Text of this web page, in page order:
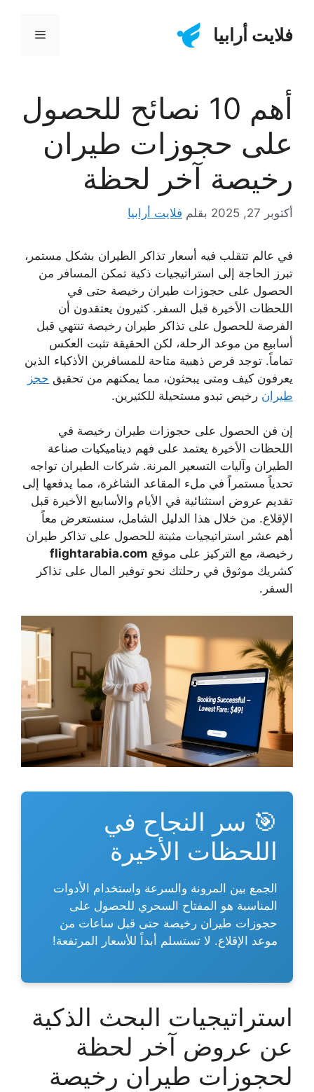
المحتوىفلايت أرابيا القائمة
أهم 10 نصائح للحصول
على حجوزات طيران
رخيصة آخر لحظة
أكتوبر 27, 2025 بقلم فلايت أرابيا
في عالم تتقلب فيه أسعار تذاكر الطيران بشكل مستمر،
تبرز الحاجة إلى استراتيجيات ذكية تمكن المسافر من
الحصول على حجوزات طيران رخيصة حتى في
اللحظات الأخيرة قبل السفر. كثيرون يعتقدون أن
الفرصة للحصول على تذاكر طيران رخيصة تنتهي قبل
أسابيع من موعد الرحلة، لكن الحقيقة تثبت العكس
تماماً. توجد فرص ذهبية متاحة للمسافرين الأذكياء الذين
يعرفون كيف ومتى يبحثون، مما يمكنهم من تحقيق حجز
طيران رخيص تبدو مستحيلة للكثيرين.
إن فن الحصول على حجوزات طيران رخيصة في
اللحظات الأخيرة يعتمد على فهم ديناميكيات صناعة
الطيران وآليات التسعير المرنة. شركات الطيران تواجه
تحدياً مستمراً في ملء المقاعد الشاغرة، مما يدفعها إلى
تقديم عروض استثنائية في الأيام والأسابيع الأخيرة قبل
الإقلاع. من خلال هذا الدليل الشامل، سنستعرض معاً
أهم عشر استراتيجيات مثبتة للحصول على تذاكر طيران
رخيصة، مع التركيز على موقع flightarabia.com
كشريك موثوق في رحلتك نحو توفير المال على تذاكر
السفر.
🎯 سر النجاح في
اللحظات الأخيرة
الجمع بين المرونة والسرعة واستخدام الأدوات
المناسبة هو المفتاح السحري للحصول على
حجوزات طيران رخيصة حتى قبل ساعات من
موعد الإقلاع. لا تستسلم أبداً للأسعار المرتفعة!
استراتيجيات البحث الذكية
عن عروض آخر لحظة
لحجوزات طيران رخيصة